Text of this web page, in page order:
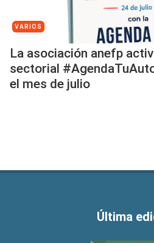
VARIOS
La asociación anefp
sectorial
el mes de julio
Última